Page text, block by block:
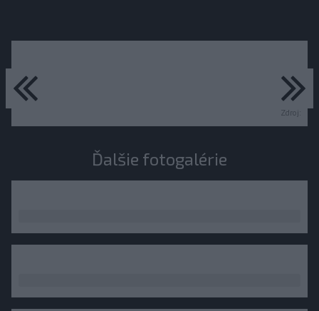
Zdroj:
predchádzajúce
Ďalšie fotogalérie